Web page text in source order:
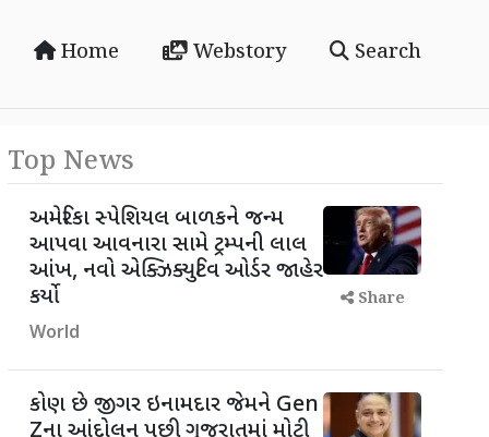
Home Webstory Search
Top News
અમેરિકા સ્પેશિયલ બાળકને જન્મ
આપવા આવનારા સામે ટ્રમ્પની લાલ
આંખ, નવો એક્ઝિક્યુટિવ ઓર્ડર જાહેર
કર્યો
World
Share
કોણ છે જીગર ઇનામદાર જેમને Gen